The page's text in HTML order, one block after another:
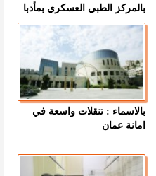
بالمركز الطبي العسكري بمأدبا
بالاسماء : تنقلات واسعة في
امانة عمان